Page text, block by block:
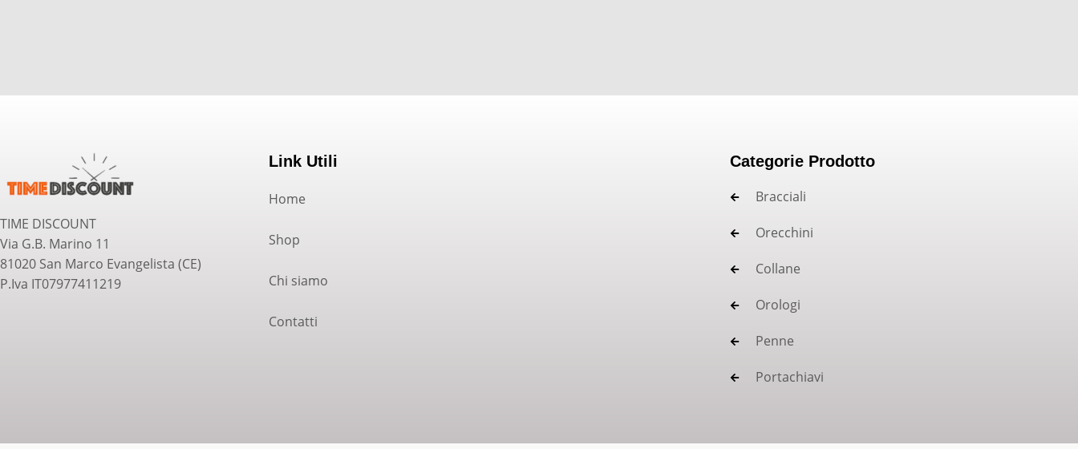
TIME DISCOUNT
Via G.B. Marino 11
81020 San Marco Evangelista (CE)
P.Iva IT07977411219
Link Utili
Home
Shop
Chi siamo
Contatti
Categorie Prodotto
Bracciali
Orecchini
Collane
Orologi
Penne
Portachiavi